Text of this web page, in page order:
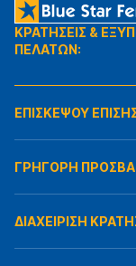
ΚΡΑΤΗΣΕΙΣ &
ΠΕΛΑΤΩΝ:
ΕΠΙΣΚΕΨΟΥ
ΓΡΗΓΟΡΗ
ΔΙΑΧΕΙΡΙΣΗ